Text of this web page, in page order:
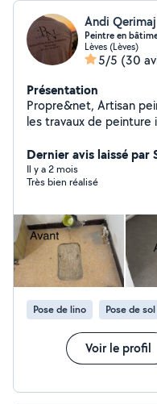
Andi
Peintre en
Lèves (Lèves)
5/5 (30
Présentation
Propre&net, Artisan peintre en
les travaux de
soigné avec un finition
,plafond
de sol nettoyage haute
Dernier avis laissé par
Il y a 2 mois
Très bien réalisé
Pose de lino Pose de sol
Voir le profil